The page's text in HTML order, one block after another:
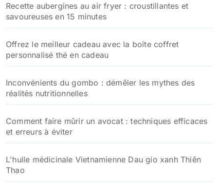
Recette aubergines au air fryer : croustillantes et
savoureuses en 15 minutes
Offrez le meilleur cadeau avec la boite coffret
personnalisé thé en cadeau
Inconvénients du gombo : démêler les mythes des
réalités nutritionnelles
Comment faire mûrir un avocat : techniques efficaces
et erreurs à éviter
L'huile médicinale Vietnamienne Dau gio xanh Thiên
Thao